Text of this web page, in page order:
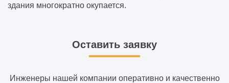
здания многократно окупается.
Оставить заявку
Инженеры нашей компании оперативно и качественно